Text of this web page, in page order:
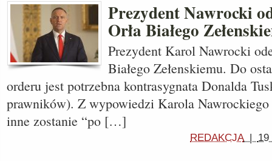
Prezydent Nawrocki
Orła Białego
Prezydent Karol Nawrocki
Białego Zełenskiemu. Do
orderu jest potrzebna kontrasygnata Donalda
prawników). Z wypowiedzi Karola
inne zostanie “po […]
REDAKCJA| 19